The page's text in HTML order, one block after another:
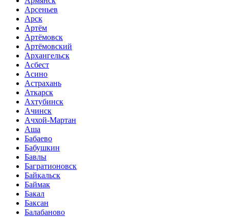
Арсеньев
Арск
Артём
Артёмовск
Артёмовский
Архангельск
Асбест
Асино
Астрахань
Аткарск
Ахтубинск
Ачинск
Ачхой-Мартан
Аша
Бабаево
Бабушкин
Бавлы
Багратионовск
Байкальск
Баймак
Бакал
Баксан
Балабаново